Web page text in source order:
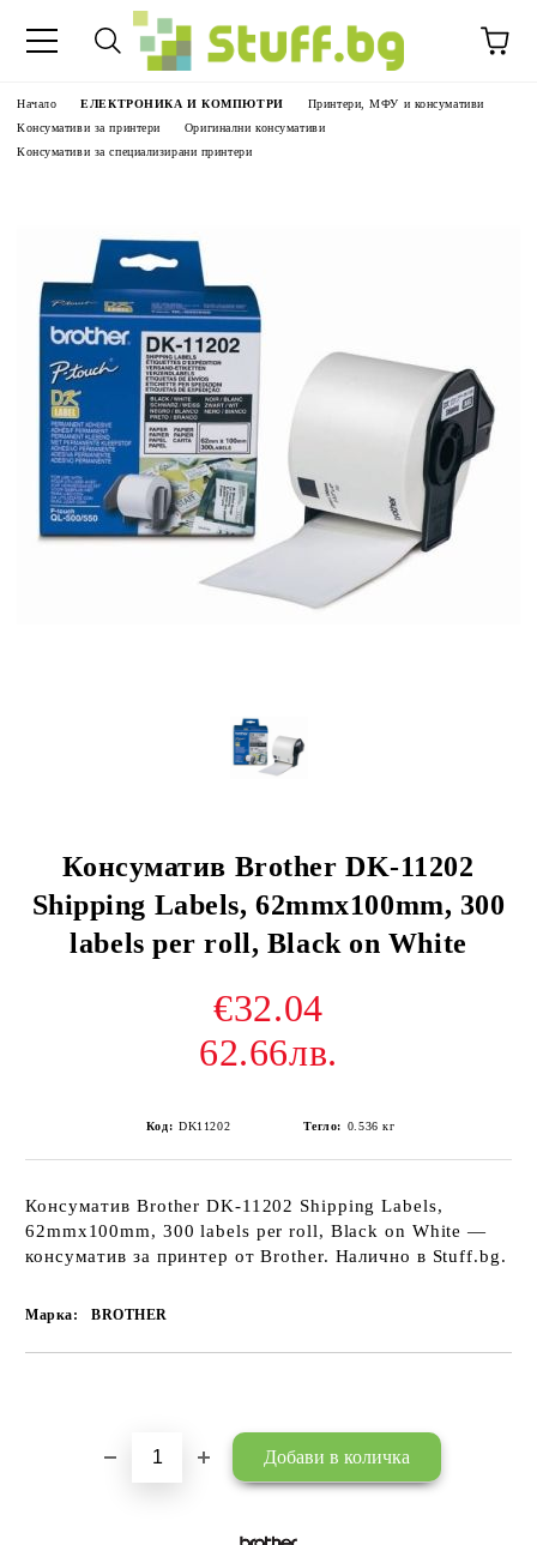
Начало ЕЛЕКТРОНИКА И КОМПЮТРИ
Принтери, МФУ и консумативи
Консумативи за принтери
Оригинални консумативи
Консумативи за специализирани принтери
Консуматив Brother DK-11202
Shipping Labels, 62mmx100mm, 300
labels per roll, Black on White
€32.04
62.66лв.
Код: DK11202 Тегло: 0.536 кг
Консуматив Brother DK-11202 Shipping Labels,
62mmx100mm, 300 labels per roll, Black on White —
консуматив за принтер от Brother. Налично в Stuff.bg.
Марка: BROTHER